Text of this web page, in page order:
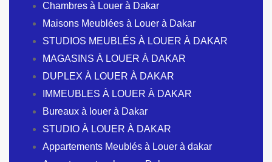
Chambres à Louer à Dakar
Maisons Meublées à Louer à Dakar
STUDIOS MEUBLÉS À LOUER À DAKAR
MAGASINS À LOUER À DAKAR
DUPLEX À LOUER À DAKAR
IMMEUBLES À LOUER À DAKAR
Bureaux à louer à Dakar
STUDIO À LOUER À DAKAR
Appartements Meublés à Louer à dakar